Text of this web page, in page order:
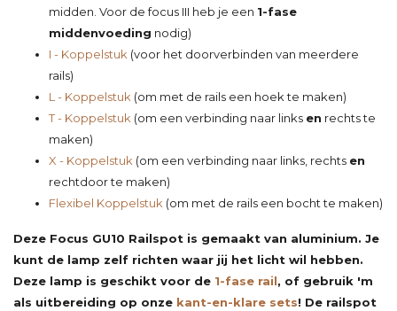
midden. Voor de focus III heb je een 1-fase
middenvoeding nodig)
I - Koppelstuk (voor het doorverbinden van meerdere
rails)
L - Koppelstuk (om met de rails een hoek te maken)
T - Koppelstuk (om een verbinding naar links en rechts te
maken)
X - Koppelstuk (om een verbinding naar links, rechts en
rechtdoor te maken)
Flexibel Koppelstuk (om met de rails een bocht te maken)
Deze Focus GU10 Railspot is gemaakt van aluminium. Je
kunt de lamp zelf richten waar jij het licht wil hebben.
Deze lamp is geschikt voor de 1-fase rail, of gebruik 'm
als uitbereiding op onze kant-en-klare sets! De railspot